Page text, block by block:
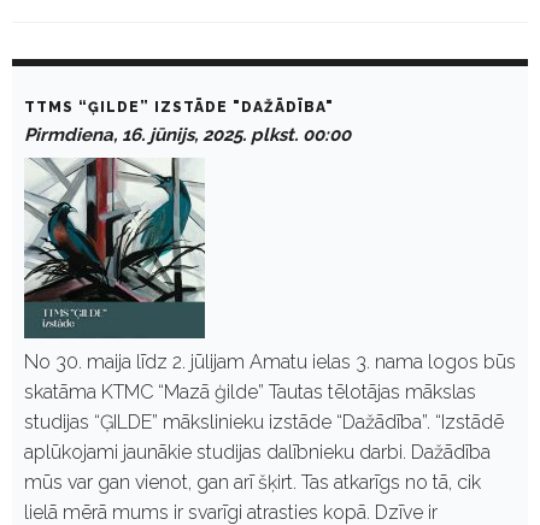
ū
n
2
TTMS “ĢILDE” IZSTĀDE "DAŽĀDĪBA"
Pirmdiena, 16. jūnijs, 2025. plkst. 00:00
No 30. maija līdz 2. jūlijam Amatu ielas 3. nama logos būs
skatāma KTMC “Mazā ģilde” Tautas tēlotājas mākslas
studijas “ĢILDE” mākslinieku izstāde “Dažādība”. “Izstādē
aplūkojami jaunākie studijas dalībnieku darbi. Dažādība
mūs var gan vienot, gan arī šķirt. Tas atkarīgs no tā, cik
lielā mērā mums ir svarīgi atrasties kopā. Dzīve ir